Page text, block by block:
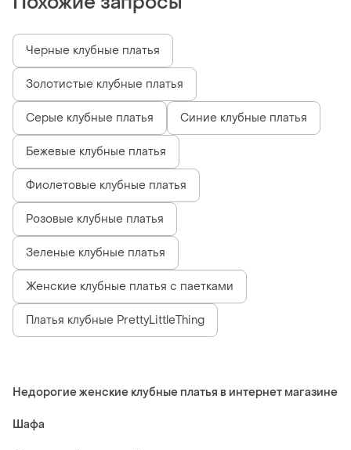
Черные клубные платья
Золотистые клубные платья
Серые клубные платья Синие клубные платья
Бежевые клубные платья
Фиолетовые клубные платья
Розовые клубные платья
Зеленые клубные платья
Женские клубные платья с паетками
Платья клубные PrettyLittleThing
Недорогие женские клубные платья в интернет магазине
Шафа